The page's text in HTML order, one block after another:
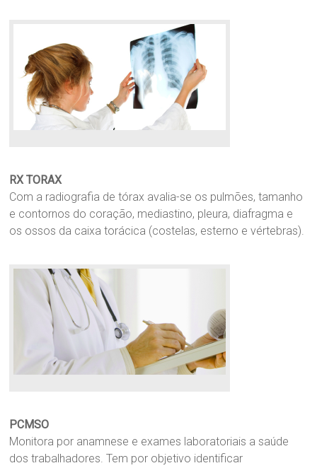
RX TORAX
Com a radiografia de tórax avalia-se os pulmões, tamanho
e contornos do coração, mediastino, pleura, diafragma e
os ossos da caixa torácica (costelas, esterno e vértebras).
PCMSO
Monitora por anamnese e exames laboratoriais a saúde
dos trabalhadores. Tem por objetivo identificar